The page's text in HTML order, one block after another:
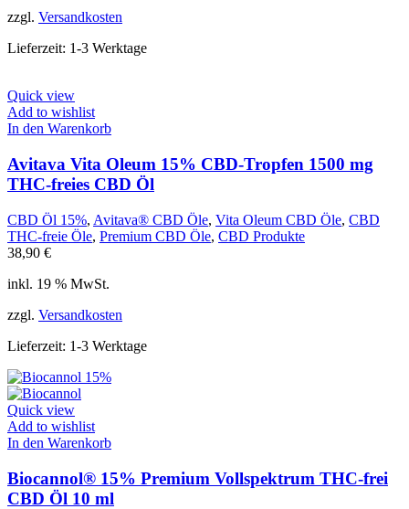
zzgl. Versandkosten
Lieferzeit: 1-3 Werktage
Quick view
Add to wishlist
In den Warenkorb
Avitava Vita Oleum 15% CBD-Tropfen 1500 mg
THC-freies CBD Öl
CBD Öl 15%, Avitava® CBD Öle, Vita Oleum CBD Öle, CBD
THC-freie Öle, Premium CBD Öle, CBD Produkte
38,90 €
inkl. 19 % MwSt.
zzgl. Versandkosten
Lieferzeit: 1-3 Werktage
Quick view
Add to wishlist
In den Warenkorb
Biocannol® 15% Premium Vollspektrum THC-frei
CBD Öl 10 ml